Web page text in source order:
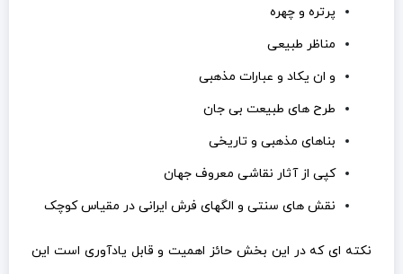
پرتره و چهره
مناظر طبیعی
و ان یکاد و عبارات مذهبی
طرح های طبیعت بی جان
بناهای مذهبی و تاریخی
کپی از آثار نقاشی معروف جهان
نقش های سنتی و الگهای فرش ایرانی در مقیاس کوچک
نکته ای که در این بخش حائز اهمیت و قابل یادآوری است این